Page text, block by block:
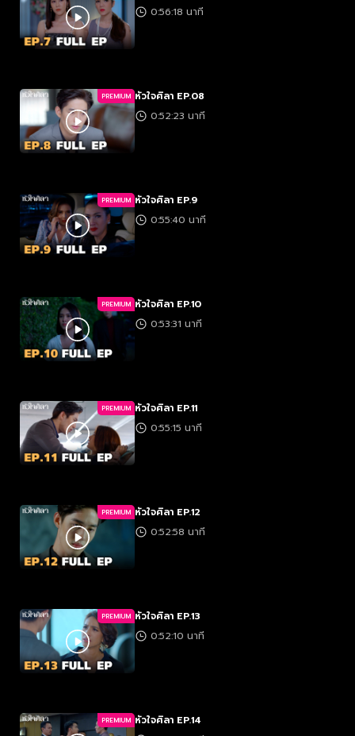
0:56:18 นาที
PREMIUM หัวใจศิลา EP.08
0:52:23 นาที
PREMIUM หัวใจศิลา EP.9
0:55:40 นาที
PREMIUM หัวใจศิลา EP.10
0:53:31 นาที
PREMIUM หัวใจศิลา EP.11
0:55:15 นาที
PREMIUM หัวใจศิลา EP.12
0:52:58 นาที
PREMIUM หัวใจศิลา EP.13
0:52:10 นาที
PREMIUM หัวใจศิลา EP.14